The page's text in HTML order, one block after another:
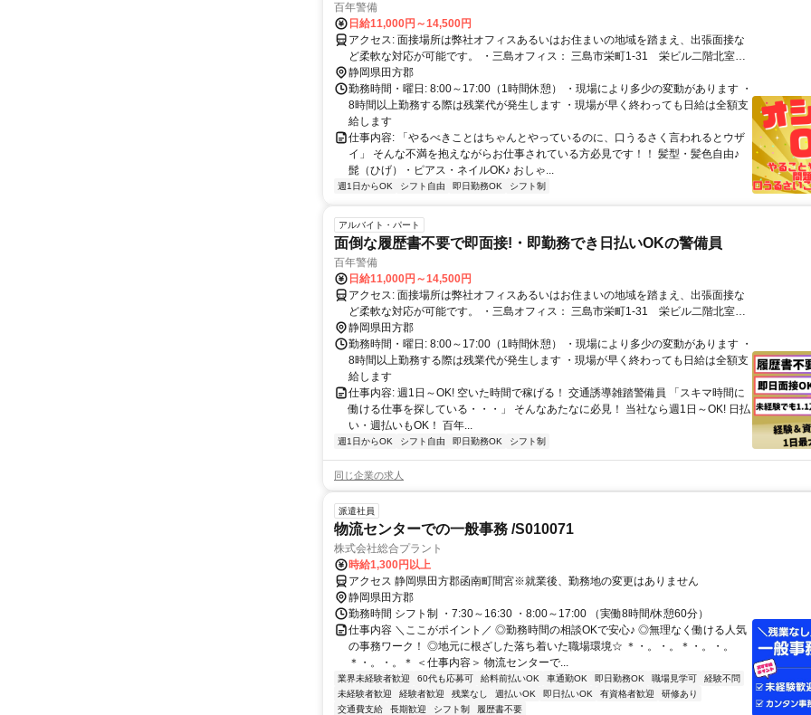
百年警備
日給11,000円～14,500円
アクセス: 面接場所は弊社オフィスあるいはお住まいの地域を踏まえ、出張面接な
ど柔軟な対応が可能です。 ・三島オフィス： 三島市栄町1-31 栄ビル二階北室
202 三島広小路駅 徒歩3分 三島駅 徒歩15分 ・富士オフィス： 静岡県富士市今
井348-4 SBSマイホームセンター ・御殿場オフィス：御殿場市東田中1884 SBSマ
イホームセンター
静岡県田方郡
勤務時間・曜日: 8:00～17:00（1時間休憩） ・現場により多少の変動があります ・
8時間以上勤務する際は残業代が発生します ・現場が早く終わっても日給は全額支
給します
仕事内容: 「やるべきことはちゃんとやっているのに、口うるさく言われるとウザ
イ」 そんな不満を抱えながらお仕事されている方必見です！！ 髪型・髪色自由♪
髭（ひげ）・ピアス・ネイルOK♪ おしゃ...
週1日からOK シフト自由 即日勤務OK シフト制
アルバイト・パート
面倒な履歴書不要で即面接!・即勤務でき日払いOKの警備員
百年警備
日給11,000円～14,500円
アクセス: 面接場所は弊社オフィスあるいはお住まいの地域を踏まえ、出張面接な
ど柔軟な対応が可能です。 ・三島オフィス： 三島市栄町1-31 栄ビル二階北室
202 三島広小路駅 徒歩3分 三島駅 徒歩15分 ・富士オフィス： 静岡県富士市今
井348-4 SBSマイホームセンター ・御殿場オフィス：御殿場市東田中1884 SBSマ
イホームセンター
静岡県田方郡
勤務時間・曜日: 8:00～17:00（1時間休憩） ・現場により多少の変動があります ・
8時間以上勤務する際は残業代が発生します ・現場が早く終わっても日給は全額支
給します
仕事内容: 週1日～OK! 空いた時間で稼げる！ 交通誘導雑踏警備員 「スキマ時間に
働ける仕事を探している・・・」 そんなあたなに必見！ 当社なら週1日～OK! 日払
い・週払いもOK！ 百年...
週1日からOK シフト自由 即日勤務OK シフト制
同じ企業の求人
派遣社員
物流センターでの一般事務 /S010071
株式会社総合プラント
時給1,300円以上
アクセス 静岡県田方郡函南町間宮※就業後、勤務地の変更はありません
静岡県田方郡
勤務時間 シフト制 ・7:30～16:30 ・8:00～17:00 （実働8時間/休憩60分）
仕事内容 ＼ここがポイント／ ◎勤務時間の相談OKで安心♪ ◎無理なく働ける人気
の事務ワーク！ ◎地元に根ざした落ち着いた職場環境☆ ＊・。・。＊・。・。
＊・。・。＊ ＜仕事内容＞ 物流センターで...
業界未経験者歓迎 60代も応募可 給料前払いOK 車通勤OK 即日勤務OK 職場見学可
経験不問
未経験者歓迎
経験者歓迎 残業なし 週払いOK 即日払いOK 有資格者歓迎
研修あり
交通費支給
長期歓迎 シフト制 履歴書不要